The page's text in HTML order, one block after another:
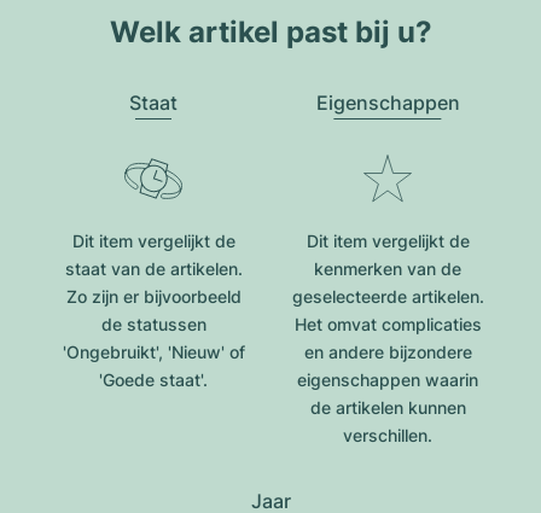
Welk artikel past bij u?
Staat
Dit item vergelijkt de
staat van de artikelen.
Zo zijn er bijvoorbeeld
de statussen
'Ongebruikt', 'Nieuw' of
'Goede staat'.
Eigenschappen
Dit item vergelijkt de
kenmerken van de
geselecteerde artikelen.
Het omvat complicaties
en andere bijzondere
eigenschappen waarin
de artikelen kunnen
verschillen.
Jaar